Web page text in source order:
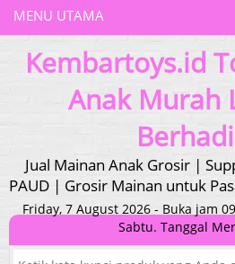
MENU UTAMA
Kembartoys.id
Anak Murah
Jual Mainan Anak Grosir |
PAUD | Grosir Mainan untuk
Friday, 7 August 2026 - Buka jam
Sabtu. Tanggal